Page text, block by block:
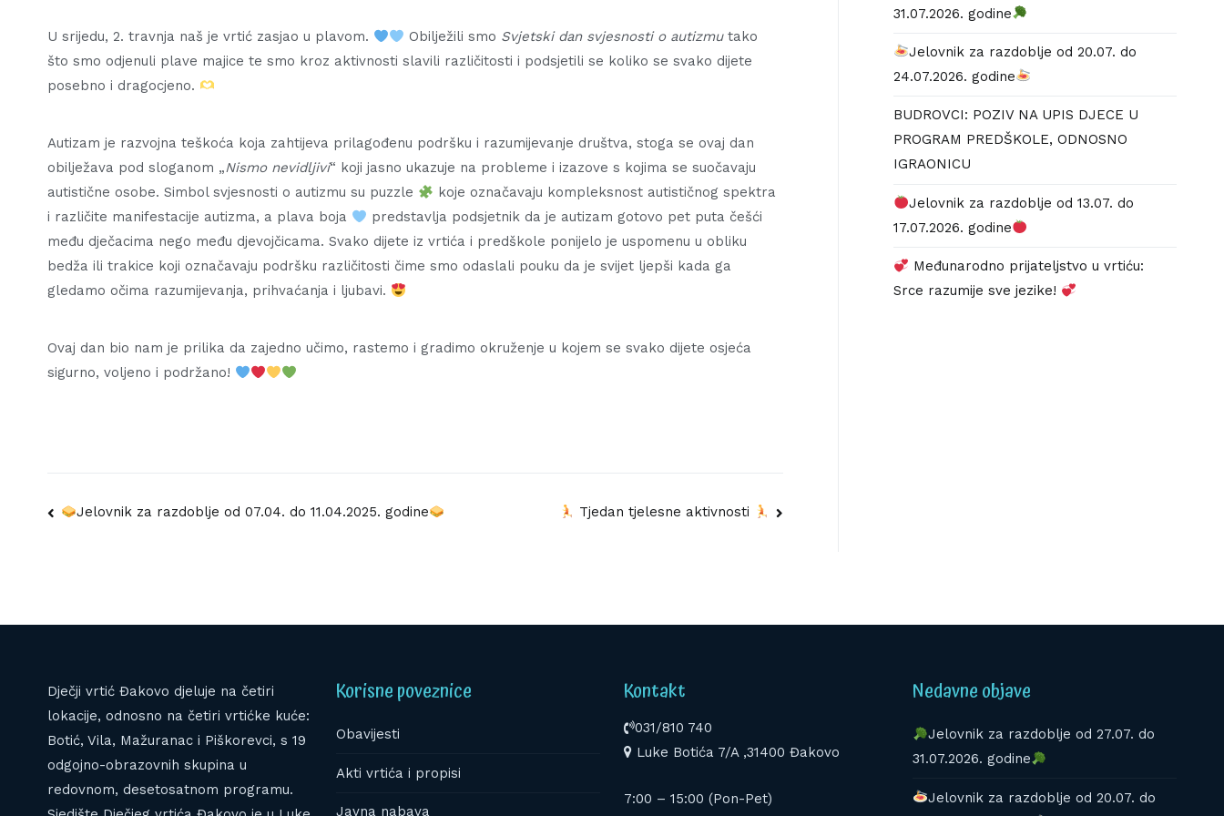
U srijedu, 2. travnja naš je vrtić zasjao u plavom. Obilježili smo Svjetski dan svjesnosti o autizmutako
što smo odjenuli plave majice te smo kroz aktivnosti slavili različitosti i podsjetili se koliko se svako dijete
posebno i dragocjeno.
Autizam je razvojna teškoća koja zahtijeva prilagođenu podršku i razumijevanje društva, stoga se ovaj dan
obilježava pod sloganom „Nismo nevidljivi“ koji jasno ukazuje na probleme i izazove s kojima se suočavaju
autistične osobe. Simbol svjesnosti o autizmu su puzzle
koje označavaju kompleksnost autističnog spektra
i različite manifestacije autizma, a plava boja
predstavlja podsjetnik da je autizam gotovo pet puta češći
među dječacima nego među djevojčicama. Svako dijete iz vrtića i predškole ponijelo je uspomenu u obliku
bedža ili trakice koji označavaju podršku različitosti čime smo odaslali pouku da je svijet ljepši kada ga
gledamo očima razumijevanja, prihvaćanja i ljubavi.
Ovaj dan bio nam je prilika da zajedno učimo, rastemo i gradimo okruženje u kojem se svako dijete osjeća
sigurno, voljeno i podržano!
Navigacija
Jelovnik za razdoblje od 07.04. do 11.04.2025. godine Tjedan tjelesne aktivnosti
31.07.2026. godine
Jelovnik za razdoblje od 20.07. do
24.07.2026. godine
BUDROVCI: POZIV NA UPIS DJECE U
PROGRAM PREDŠKOLE, ODNOSNO
IGRAONICU
Jelovnik za razdoblje od 13.07. do
17.07.2026. godine
Međunarodno prijateljstvo u vrtiću:
Srce razumije sve jezike!
Dječji vrtić Đakovo djeluje na četiri
lokacije, odnosno na četiri vrtićke kuće:
Botić, Vila, Mažuranac i Piškorevci, s 19
odgojno-obrazovnih skupina u
redovnom, desetosatnom programu.
Korisne poveznice
Obavijesti
Akti vrtića i propisi
Javna nabava
Kontakt
031/810 740
Luke Botića 7/A ,31400 Đakovo
7:00 – 15:00 (Pon-Pet)
Nedavne objave
Jelovnik za razdoblje od 27.07. do
31.07.2026. godine
Jelovnik za razdoblje od 20.07. do